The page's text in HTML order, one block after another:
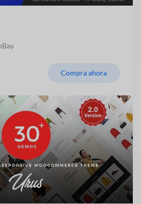
Compra ahora